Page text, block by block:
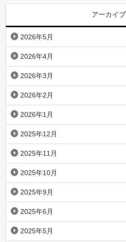
アーカイブ
2026年5月
2026年4月
2026年3月
2026年2月
2026年1月
2025年12月
2025年11月
2025年10月
2025年9月
2025年6月
2025年5月